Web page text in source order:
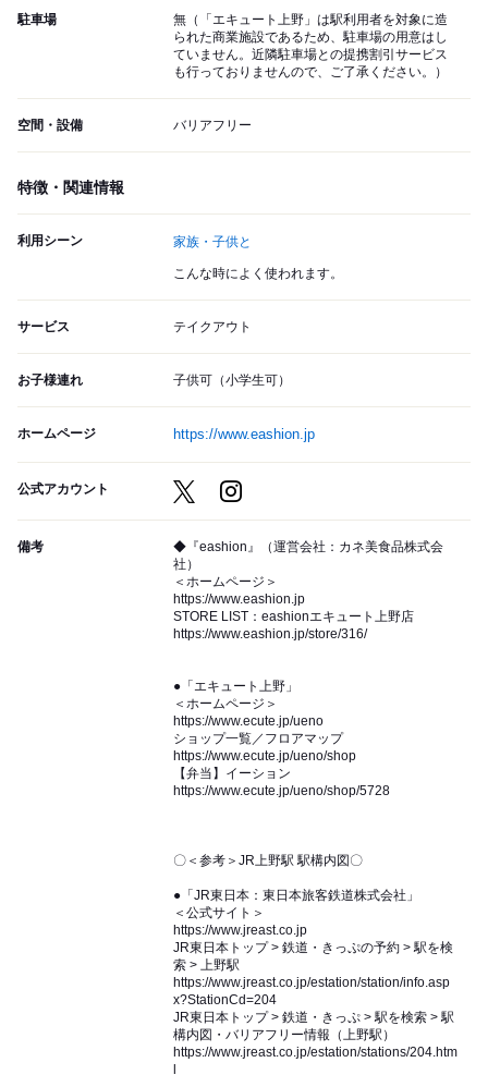
駐車場
無（「エキュート上野」は駅利用者を対象に造
られた商業施設であるため、駐車場の用意はし
ていません。近隣駐車場との提携割引サービス
も行っておりませんので、ご了承ください。）
空間・設備 バリアフリー
特徴・関連情報
利用シーン 家族・子供と
こんな時によく使われます。
サービス テイクアウト
お子様連れ 子供可（小学生可）
ホームページ https://www.eashion.jp
公式アカウント
備考
◆『eashion』（運営会社：カネ美食品株式会
社）
＜ホームページ＞
https://www.eashion.jp
STORE LIST：eashionエキュート上野店
https://www.eashion.jp/store/316/
●「エキュート上野」
＜ホームページ＞
https://www.ecute.jp/ueno
ショップ一覧／フロアマップ
https://www.ecute.jp/ueno/shop
【弁当】イーション
https://www.ecute.jp/ueno/shop/5728
〇＜参考＞JR上野駅 駅構内図〇
●「JR東日本：東日本旅客鉄道株式会社」
＜公式サイト＞
https://www.jreast.co.jp
JR東日本トップ > 鉄道・きっぷの予約 > 駅を検
索 > 上野駅
https://www.jreast.co.jp/estation/station/info.asp
x?StationCd=204
JR東日本トップ > 鉄道・きっぷ > 駅を検索 > 駅
構内図・バリアフリー情報（上野駅）
https://www.jreast.co.jp/estation/stations/204.htm